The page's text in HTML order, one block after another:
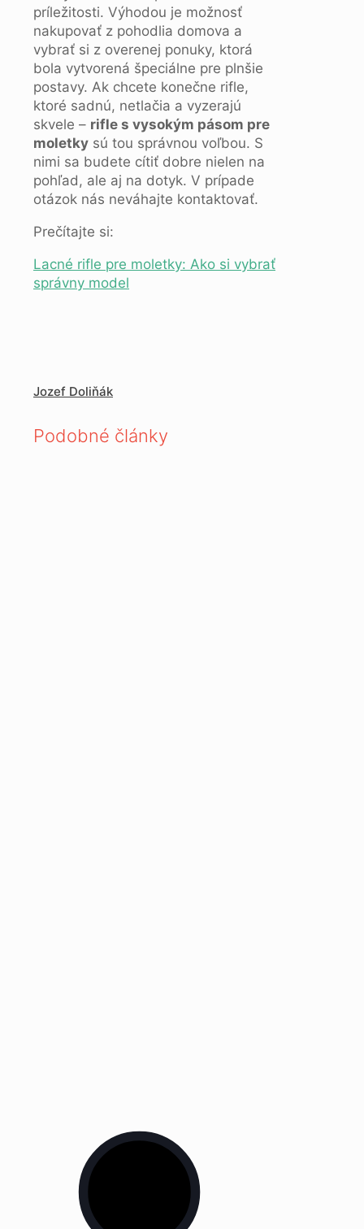
príležitosti. Výhodou je možnosť
nakupovať z pohodlia domova a
vybrať si z overenej ponuky, ktorá
bola vytvorená špeciálne pre plnšie
postavy. Ak chcete konečne rifle,
ktoré sadnú, netlačia a vyzerajú
skvele – rifle s vysokým pásom pre
moletky sú tou správnou voľbou. S
nimi sa budete cítiť dobre nielen na
pohľad, ale aj na dotyk. V prípade
otázok nás neváhajte kontaktovať.
Prečítajte si:
Lacné rifle pre moletky: Ako si vybrať
správny model
Jozef Doliňák
Podobné články